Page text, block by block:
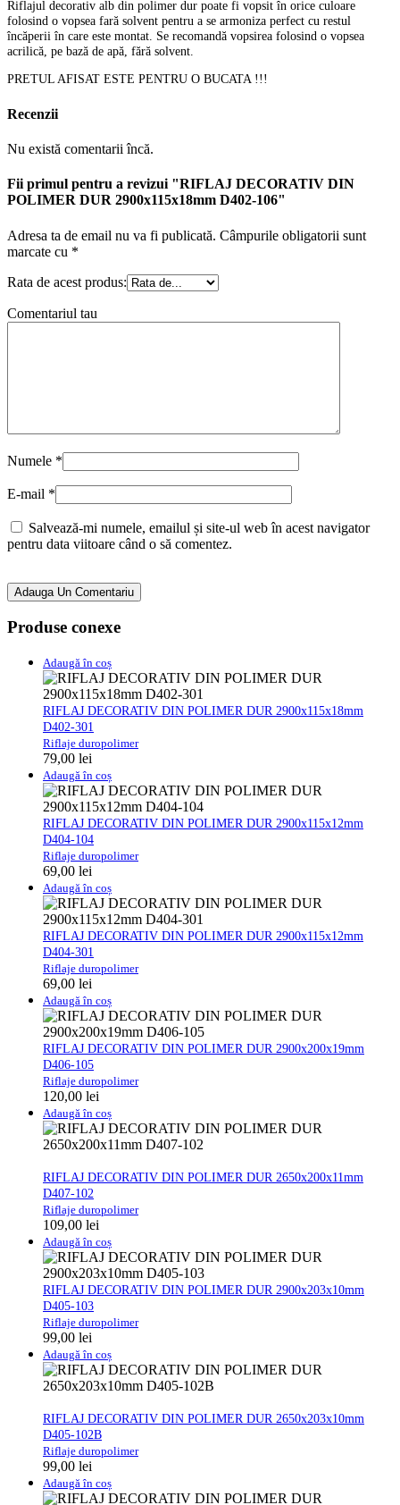
Riflajul decorativ alb din polimer dur poate fi vopsit în orice culoare
folosind o vopsea fară solvent pentru a se armoniza perfect cu restul
încăperii în care este montat. Se recomandă vopsirea folosind o vopsea
acrilică, pe bază de apă, fără solvent.
PRETUL AFISAT ESTE PENTRU O BUCATA !!!
Recenzii
Nu există comentarii încă.
Fii primul pentru a revizui "RIFLAJ DECORATIV DIN
POLIMER DUR 2900x115x18mm D402-106"
Adresa ta de email nu va fi publicată. Câmpurile obligatorii sunt
marcate cu *
Rata de acest produs:
Comentariul tau
Numele *
E-mail *
Salvează-mi numele, emailul și site-ul web în acest navigator
pentru data viitoare când o să comentez.
Adauga Un Comentariu
Produse conexe
Adaugă în coș
RIFLAJ DECORATIV DIN POLIMER DUR 2900x115x18mm
D402-301
Riflaje duropolimer
79,00 lei
Adaugă în coș
RIFLAJ DECORATIV DIN POLIMER DUR 2900x115x12mm
D404-104
Riflaje duropolimer
69,00 lei
Adaugă în coș
RIFLAJ DECORATIV DIN POLIMER DUR 2900x115x12mm
D404-301
Riflaje duropolimer
69,00 lei
Adaugă în coș
RIFLAJ DECORATIV DIN POLIMER DUR 2900x200x19mm
D406-105
Riflaje duropolimer
120,00 lei
Adaugă în coș
RIFLAJ DECORATIV DIN POLIMER DUR 2650x200x11mm
D407-102
Riflaje duropolimer
109,00 lei
Adaugă în coș
RIFLAJ DECORATIV DIN POLIMER DUR 2900x203x10mm
D405-103
Riflaje duropolimer
99,00 lei
Adaugă în coș
RIFLAJ DECORATIV DIN POLIMER DUR 2650x203x10mm
D405-102B
Riflaje duropolimer
99,00 lei
Adaugă în coș